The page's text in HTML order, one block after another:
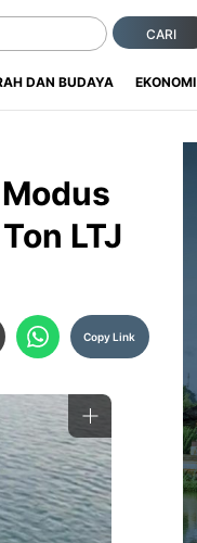
CARI
DAN BUDAYA EKONOMI
LTJ
Copy Link